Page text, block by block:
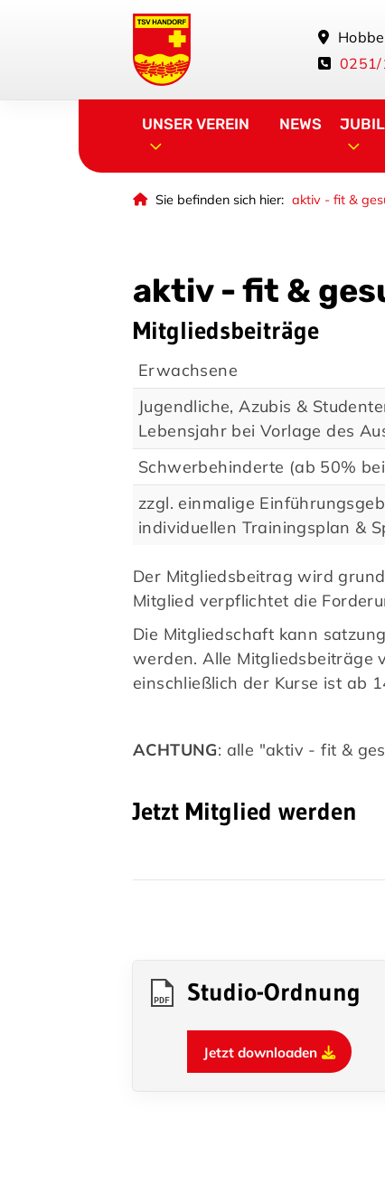
0251/
UNSER VEREIN NEWS
Sie befinden sich hier: aktiv - fit &
aktiv - fit &
Mitgliedsbeiträge
Erwachsene
Jugendliche, Azubis &
Lebensjahr bei Vorlage des
Schwerbehinderte (ab 50%
zzgl. einmalige
individuellen Trainingsplan &
Der Mitgliedsbeitrag wird
Mitglied verpflichtet die
Die Mitgliedschaft kann
werden. Alle Mitgliedsbeiträge
einschließlich der Kurse ist ab
ACHTUNG: alle "aktiv - fit &
Jetzt Mitglied werden
PDF Studio-Ordnung
Jetzt downloaden
Quicklinks
Vereins-News
Social-Media-News
Neubau des TSV
Handorf